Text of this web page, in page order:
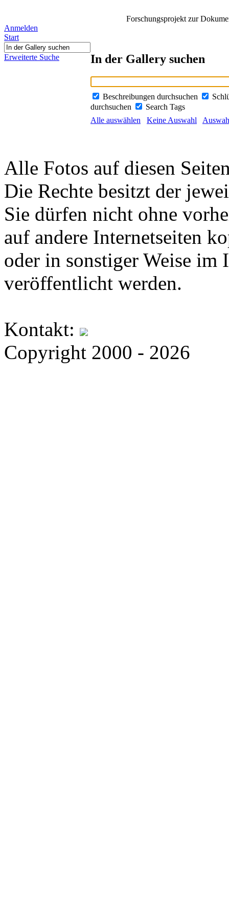
Forschungsprojekt zur
Anmelden
Start
Erweiterte Suche In der Gallery suchen
Beschreibungen durchsuchen
durchsuchen
Search Tags
Alle auswählen
Keine Auswahl
Alle Fotos auf diesen
Die Rechte besitzt der
Sie dürfen nicht ohne
auf andere Internetseiten
oder in sonstiger Weise im
veröffentlicht werden.
Kontakt:
Copyright 2000 - 2026